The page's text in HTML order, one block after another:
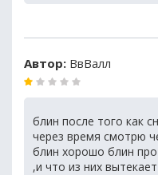
Автор: ВвВалл
блин после того как
через время смотрю
блин хорошо блин
,и что из них